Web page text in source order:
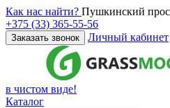
Как нас найти? Пушкинский
+375 (33) 365-55-56
Заказать звонок Личный кабинет
в чистом виде!
Каталог